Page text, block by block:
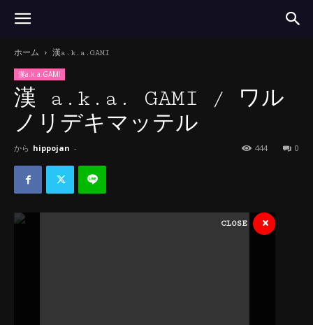
ホーム 漢a.k.a.GAMI
漢a.k.a.GAMI
漢 a.k.a. GAMI / ワル
ノリデキマッテル
から hippojan - 0
444
CLOSE ×